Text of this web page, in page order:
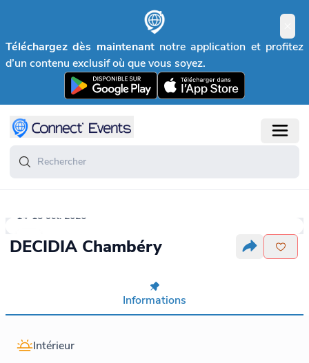
Téléchargez dès maintenant notre application et profitez
d’un contenu exclusif où que vous soyez.
14-15 oct. 2026
DECIDIA Chambéry
Informations
Intérieur